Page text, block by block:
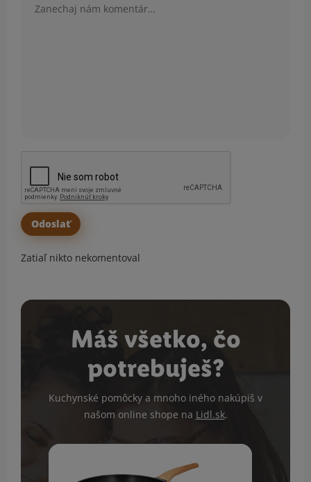
Zatiaľ nikto nekomentoval
Máš všetko, čo
potrebuješ?
Kuchynské pomôcky a mnoho iného nakúpiš v
našom online shope na Lidl.sk.